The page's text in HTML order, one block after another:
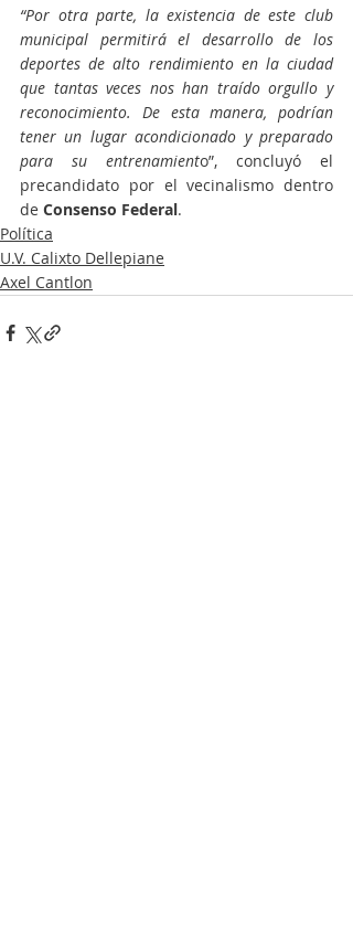
“Por otra parte, la existencia de este club
municipal permitirá el desarrollo de los
deportes de alto rendimiento en la ciudad
que tantas veces nos han traído orgullo y
reconocimiento. De esta manera, podrían
tener un lugar acondicionado y preparado
para su entrenamiento”, concluyó el
precandidato por el vecinalismo dentro
de Consenso Federal.
Política
U.V. Calixto Dellepiane
Axel Cantlon